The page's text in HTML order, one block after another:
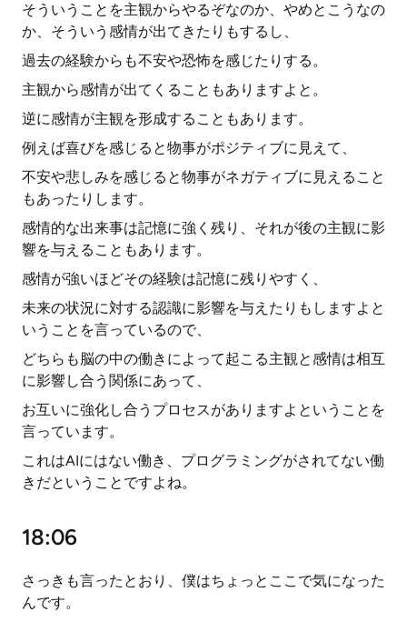
そういうことを主観からやるぞなのか、やめとこうなの
か、そういう感情が出てきたりもするし、
過去の経験からも不安や恐怖を感じたりする。
主観から感情が出てくることもありますよと。
逆に感情が主観を形成することもあります。
例えば喜びを感じると物事がポジティブに見えて、
不安や悲しみを感じると物事がネガティブに見えること
もあったりします。
感情的な出来事は記憶に強く残り、それが後の主観に影
響を与えることもあります。
感情が強いほどその経験は記憶に残りやすく、
未来の状況に対する認識に影響を与えたりもしますよと
いうことを言っているので、
どちらも脳の中の働きによって起こる主観と感情は相互
に影響し合う関係にあって、
お互いに強化し合うプロセスがありますよということを
言っています。
これはAIにはない働き、プログラミングがされてない働
きだということですよね。
18:06
さっきも言ったとおり、僕はちょっとここで気になった
んです。